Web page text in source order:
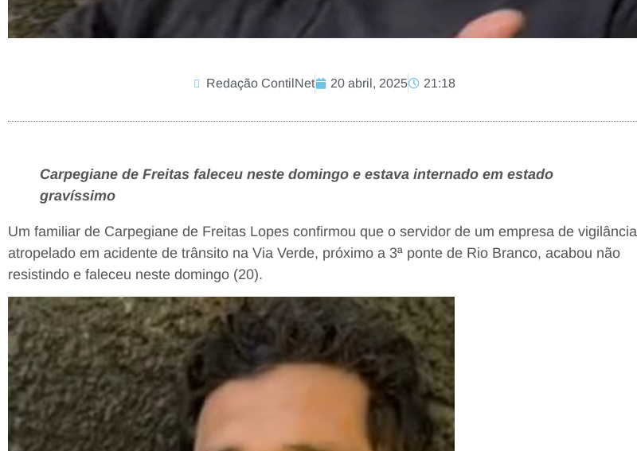
Redação ContilNet 20 abril, 2025 21:18
Carpegiane de Freitas faleceu neste domingo e estava internado em estado
gravíssimo
Um familiar de Carpegiane de Freitas Lopes confirmou que o servidor de um empresa de vigilância
atropelado em acidente de trânsito na Via Verde, próximo a 3ª ponte de Rio Branco, acabou não
resistindo e faleceu neste domingo (20).